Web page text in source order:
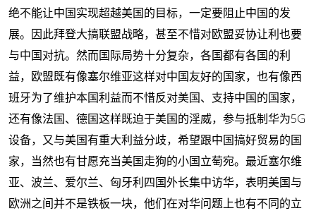
绝不能让中国实现超越美国的目标，一定要阻止中国的发
展。因此拜登大搞联盟战略，甚至不惜对欧盟妥协让利也要
与中国对抗。然而国际局势十分复杂，各国都有各国的利
益，欧盟既有像塞尔维亚这样对中国友好的国家，也有像西
班牙为了维护本国利益而不惜反对美国、支持中国的国家，
还有像法国、德国这样既迫于美国的淫威，参与抵制华为5G
设备，又与美国有重大利益分歧，希望跟中国搞好贸易的国
家，当然也有甘愿充当美国走狗的小国立萄宛。最近塞尔维
亚、波兰、爱尔兰、匈牙利四国外长集中访华，表明美国与
欧洲之间并不是铁板一块，他们在对华问题上也有不同的立